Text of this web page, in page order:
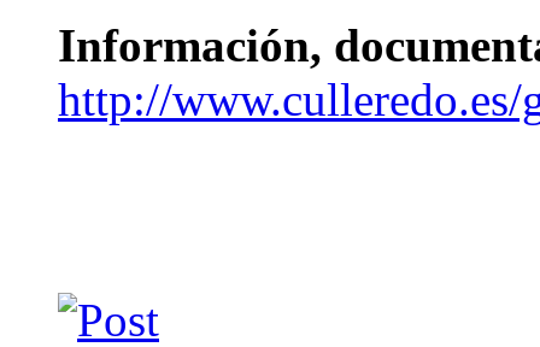
Información,
http://www.culleredo.es/